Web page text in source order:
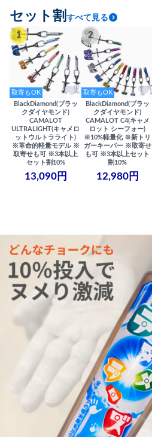
セット割 すべて見る
1
取寄もOK
BlackDiamond(ブラッ
クダイヤモンド)
CAMALOT
ULTRALIGHT(キャメロ
ットウルトラライト)
※革命的軽量モデル ※
取寄せも可 ※3本以上
セット割10%
13,090円
2
取寄もOK
BlackDiamond(ブラッ
クダイヤモンド)
CAMALOT C4(キャメ
ロット シーフォー)
※10%軽量化 ※新トリ
ガーキーパー ※取寄せ
も可 ※3本以上セット
割10%
12,980円